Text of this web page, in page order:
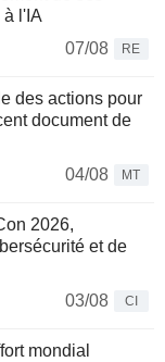
l'IA
07/08
RE
des actions pour
document de
04/08
MT
2026,
et de
03/08
CI
mondial